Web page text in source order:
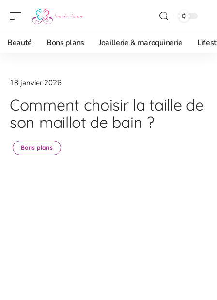
Beauté Bons plans Joaillerie & maroquinerie
18 janvier 2026
Comment choisir la taille de
son maillot de bain ?
Bons plans